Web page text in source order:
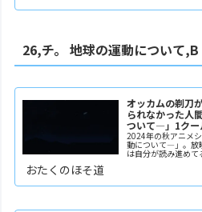
26,チ。 地球の運動について,B
オッカムの剃刀
られなかった人
ついて―」1クー
2024年の秋アニメ
動について―」。放
は自分が読み進め
はテーマが同じな
を避けたく、「チ
おたくのほそ道